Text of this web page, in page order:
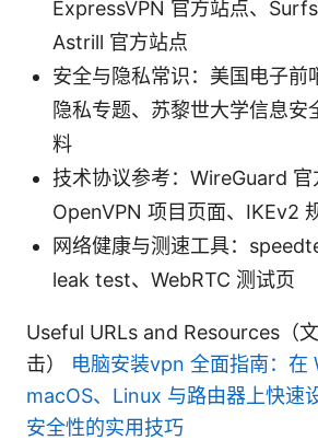
ExpressVPN 官方站点、
Astrill 官方站点
安全与隐私常识：美国电子前
隐私专题、苏黎世大学信息安
料
技术协议参考：WireGuard 官
OpenVPN 项目页面、IKEv2
网络健康与测速工具：
leak test、WebRTC 测试页
Useful URLs and Resources（
击） 电脑安装vpn 全面指南：在
macOS、Linux 与路由器上快速
安全性的实用技巧